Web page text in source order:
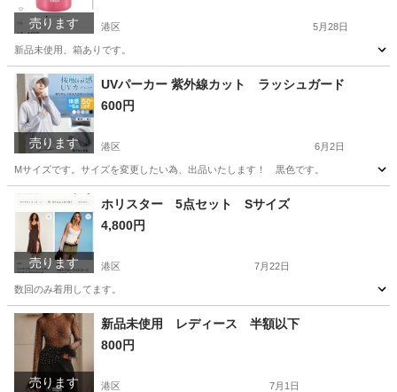
売ります 港区 5月28日
新品未使用、箱ありです。
東京 港区 調理器具 マグ
売ります
UVパーカー 紫外線カット ラッシュガード
600円
港区 6月2日
Mサイズです。サイズを変更したい為、出品いたします！ 黒色です。
東京 港区 パーカー ラッシュガード
売ります
ホリスター 5点セット Sサイズ
4,800円
港区 7月22日
数回のみ着用してます。
東京 港区 ワンピース ホリスター
売ります
新品未使用 レディース 半額以下
800円
港区 7月1日